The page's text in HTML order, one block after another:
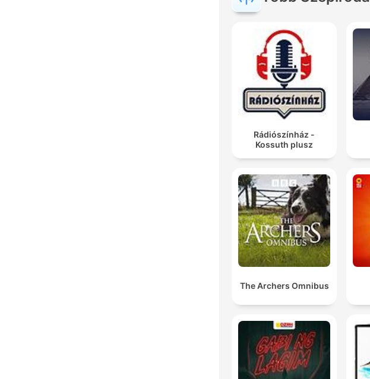
Rádiószínház -
Kossuth plusz
The Archers Omnibus